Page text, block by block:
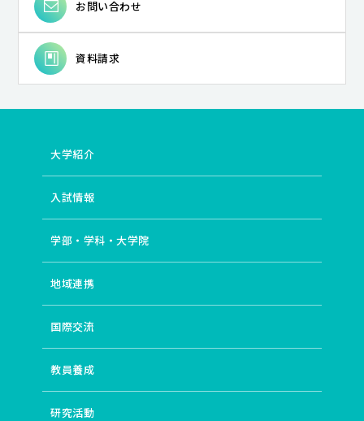
お問い合わせ
資料請求
大学紹介
入試情報
学部・学科・大学院
地域連携
国際交流
教員養成
研究活動